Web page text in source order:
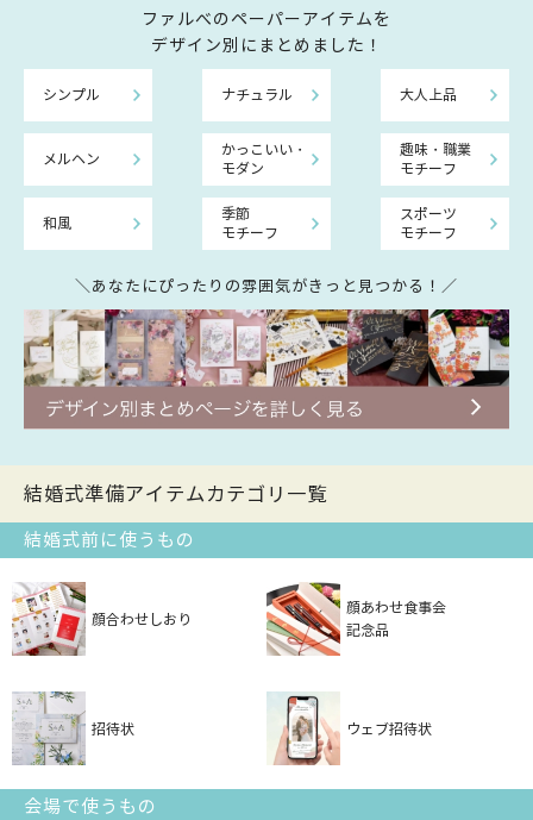
ファルべのペーパーアイテムを
デザイン別にまとめました！
シンプル ナチュラル 大人上品
メルヘン
かっこいい・
モダン
趣味・職業
モチーフ
和風
季節
モチーフ
スポーツ
モチーフ
＼あなたにぴったりの雰囲気がきっと見つかる！／
結婚式準備アイテムカテゴリ一覧
結婚式前に使うもの
顔合わせしおり
顔あわせ食事会
記念品
招待状 ウェブ招待状
会場で使うもの